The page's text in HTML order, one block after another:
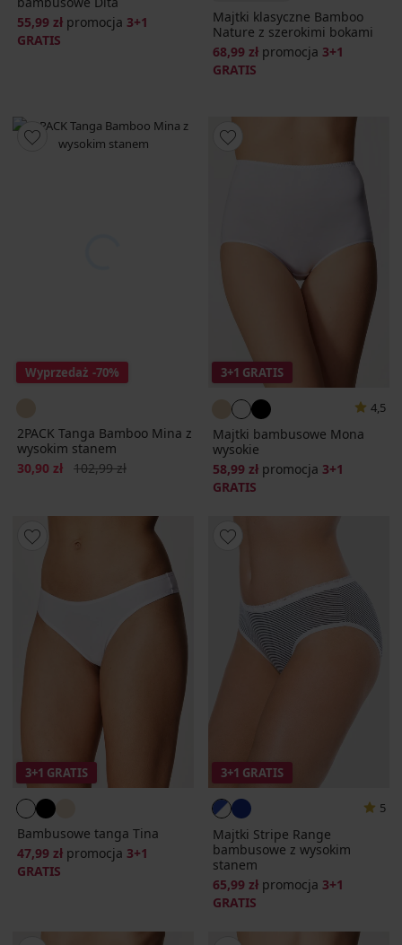
55,99 zł promocja 3+1
GRATIS
Majtki klasyczne Bamboo
Nature z szerokimi bokami
68,99 zł promocja 3+1
GRATIS
Wyprzedaż -70%
2PACK Tanga Bamboo Mina z
wysokim stanem
Zniżka
30,90 zł Pierwotna cena
102,99 zł
3+1 GRATIS
4,5
Majtki bambusowe Mona
wysokie
58,99 zł promocja 3+1
GRATIS
3+1 GRATIS
Bambusowe tanga Tina
47,99 zł promocja 3+1
GRATIS
3+1 GRATIS
5
Majtki Stripe Range
bambusowe z wysokim
stanem
65,99 zł promocja 3+1
GRATIS